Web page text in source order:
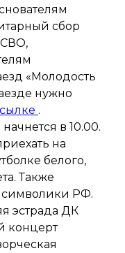
сбор
«Молодость
нужно
.
в 10.00.
на
белого,
Также
символики РФ.
эстрада ДК
концерт